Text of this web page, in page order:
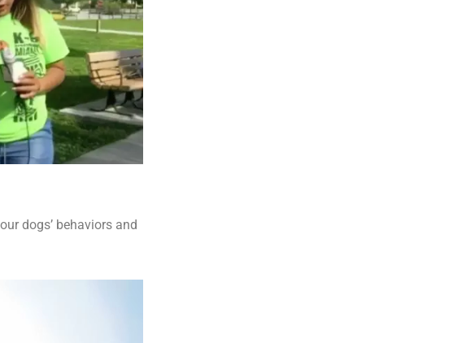
dogs’ behaviors and